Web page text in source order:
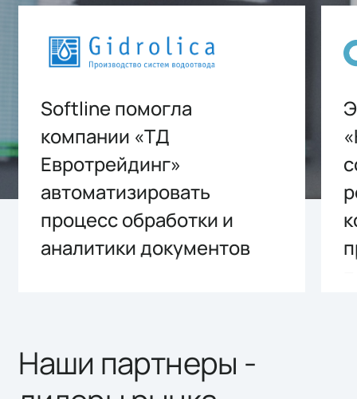
Softline помогла
компании «ТД
Евротрейдинг»
автоматизировать
процесс обработки и
аналитики документов
Наши партнеры -